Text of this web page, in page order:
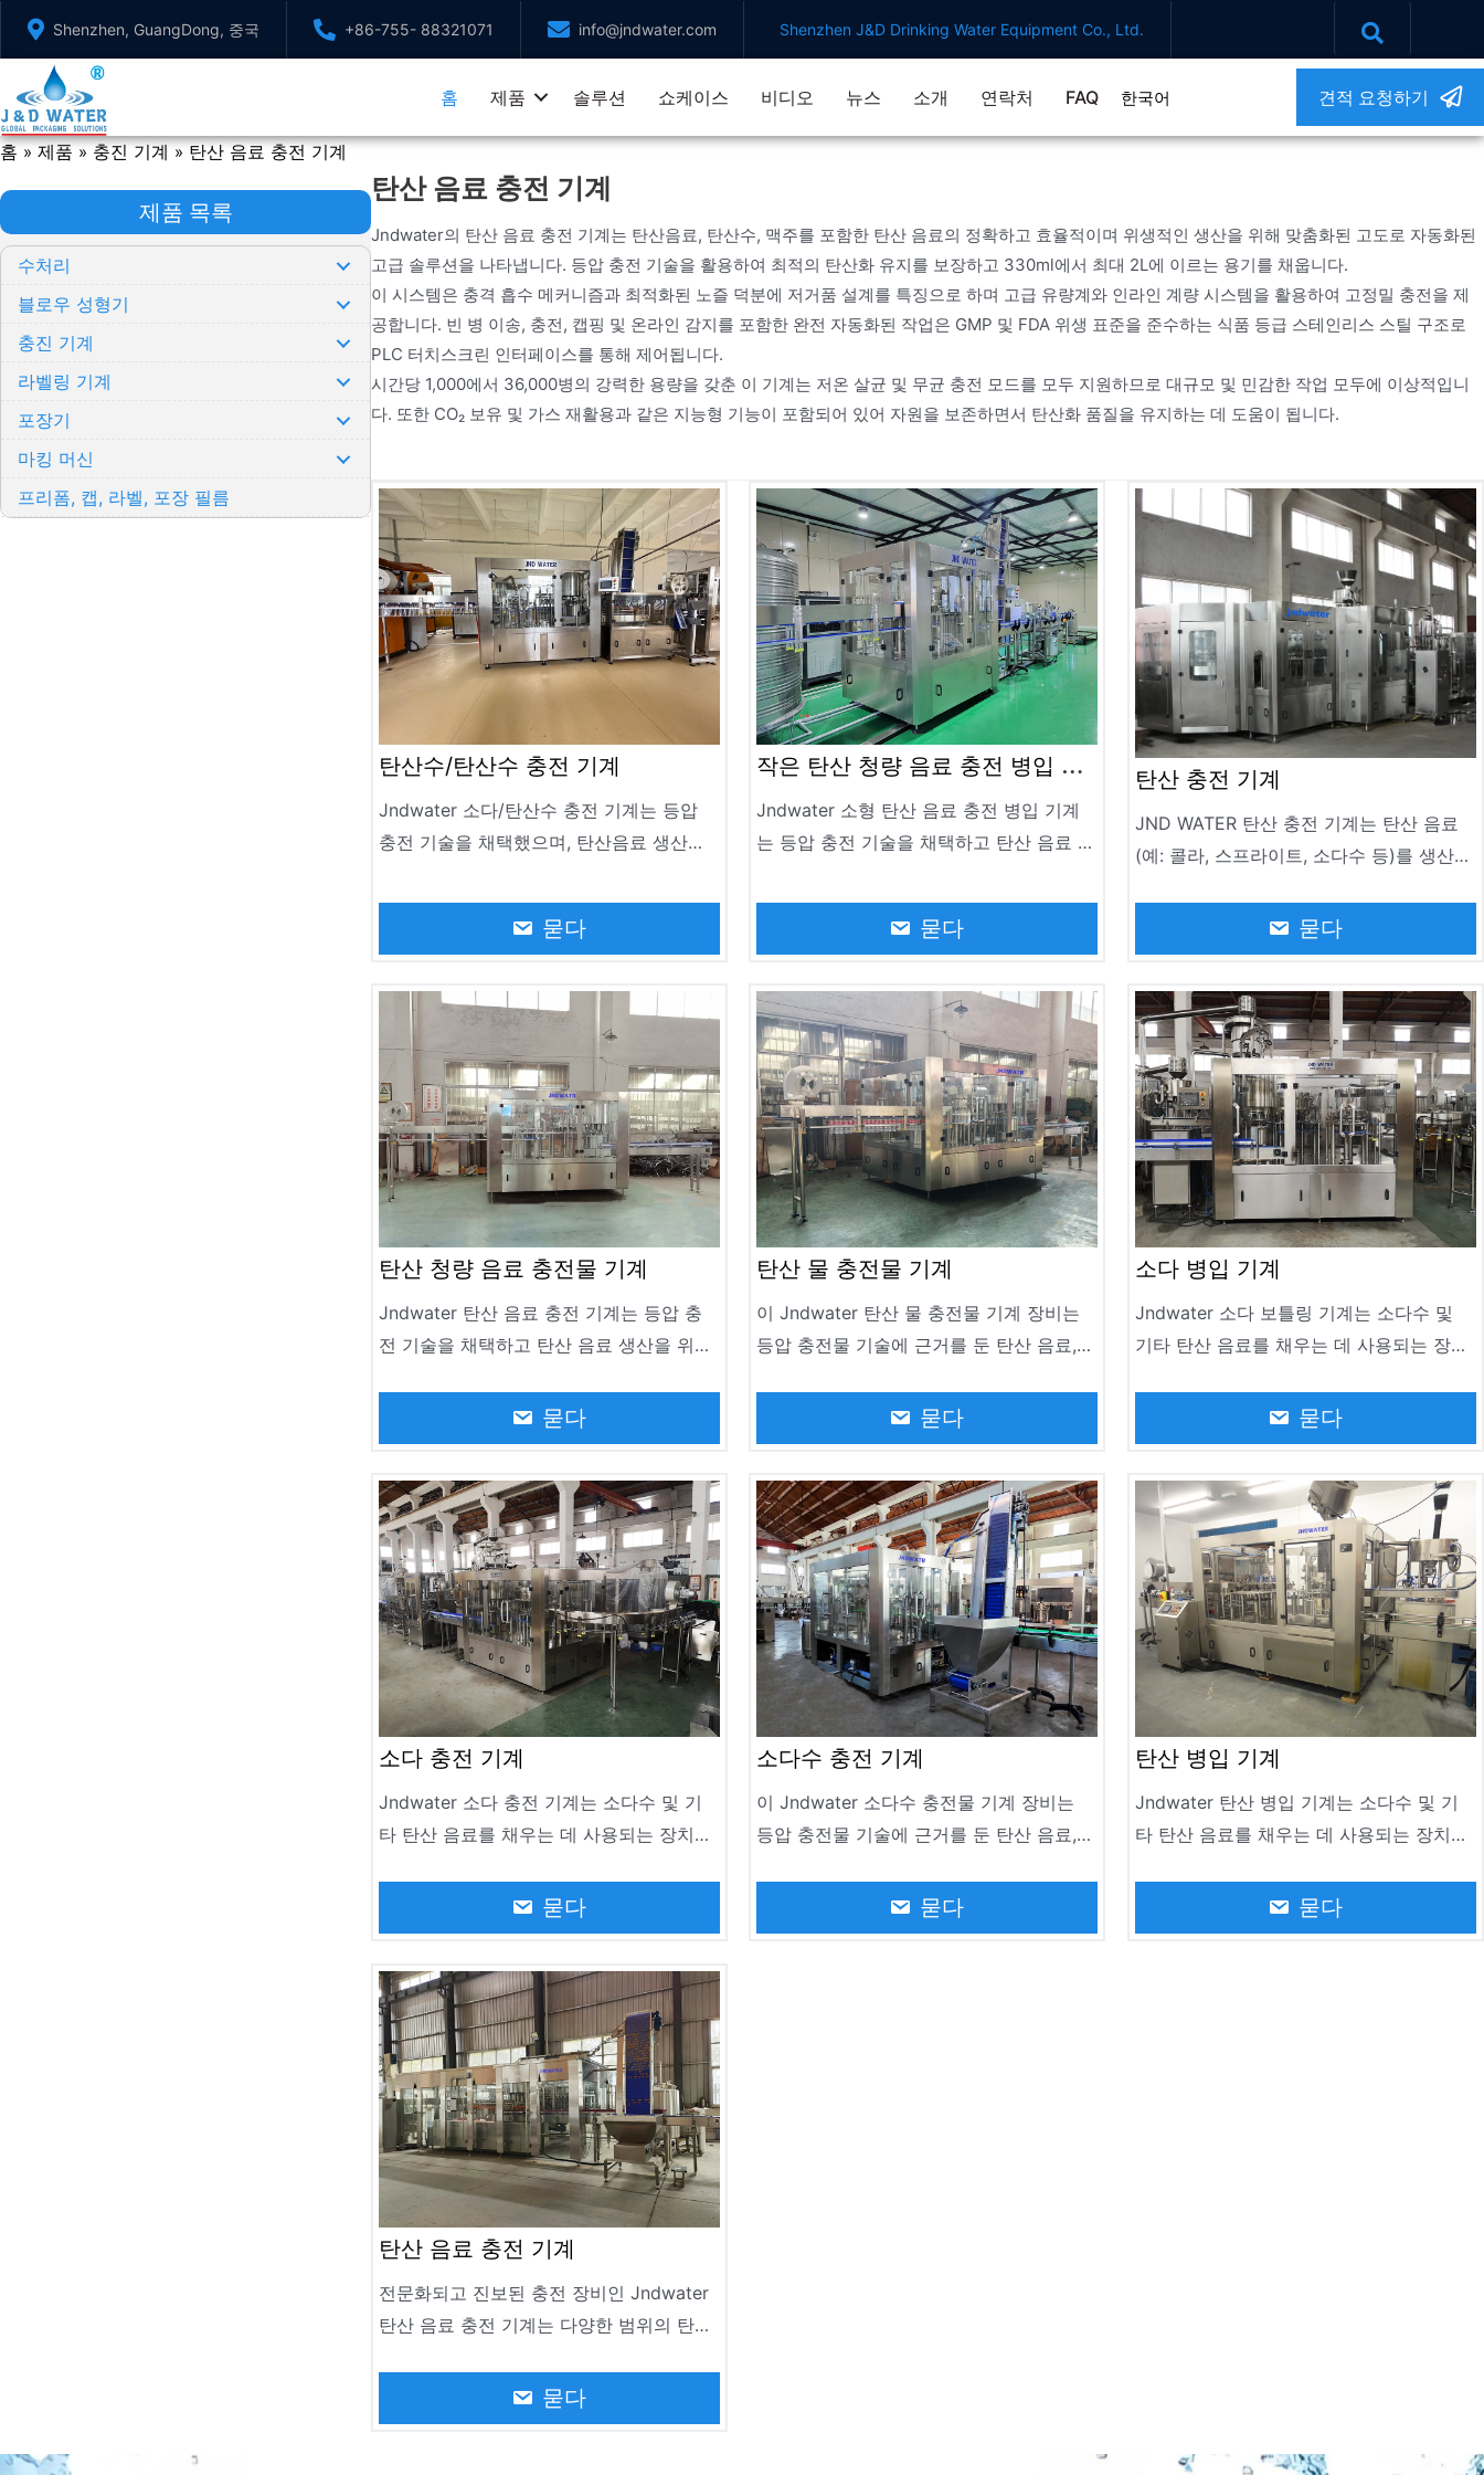
건
너
뛰
기
Shenzhen, GuangDong, 중국 +86-755- 88321071 info@jndwater.com Shenzhen J&D Drinking Water Equipment Co., Ltd.
홈 제품 솔루션 쇼케이스 비디오 뉴스 소개 연락처 FAQ 한국어 견적 요청하기
홈 » 제품 » 충진 기계 » 탄산 음료 충전 기계
제품 목록
수처리
블로우 성형기
충진 기계
라벨링 기계
포장기
마킹 머신
프리폼, 캡, 라벨, 포장 필름
탄산 음료 충전 기계
Jndwater의 탄산 음료 충전 기계는 탄산음료, 탄산수, 맥주를 포함한 탄산 음료의 정확하고 효율적이며 위생적인 생산을 위해 맞춤화된 고도로 자동화된
고급 솔루션을 나타냅니다. 등압 충전 기술을 활용하여 최적의 탄산화 유지를 보장하고 330ml에서 최대 2L에 이르는 용기를 채웁니다.
이 시스템은 충격 흡수 메커니즘과 최적화된 노즐 덕분에 저거품 설계를 특징으로 하며 고급 유량계와 인라인 계량 시스템을 활용하여 고정밀 충전을 제
공합니다. 빈 병 이송, 충전, 캡핑 및 온라인 감지를 포함한 완전 자동화된 작업은 GMP 및 FDA 위생 표준을 준수하는 식품 등급 스테인리스 스틸 구조로
PLC 터치스크린 인터페이스를 통해 제어됩니다.
시간당 1,000에서 36,000병의 강력한 용량을 갖춘 이 기계는 저온 살균 및 무균 충전 모드를 모두 지원하므로 대규모 및 민감한 작업 모두에 이상적입니
다. 또한 CO₂ 보유 및 가스 재활용과 같은 지능형 기능이 포함되어 있어 자원을 보존하면서 탄산화 품질을 유지하는 데 도움이 됩니다.
탄산수/탄산수 충전 기계
Jndwater 소다/탄산수 충전 기계는 등압
충전 기술을 채택했으며, 탄산음료 생산을
산수, 맥주 및 2000ml에서 2000ml 사이의
모든 사양의 탄산음료를 채우세요
묻다
작은 탄산 청량 음료 충전 병입 기
계
Jndwater 소형 탄산 음료 충전 병입 기계
는 등압 충전 기술을 채택하고 탄산 음료 생
료, 소다수, 맥주 및 기타 탄산 음료를
200ml에서 2000ml까지 모든 사양의 충전
묻다
탄산 충전 기계
JND WATER 탄산 충전 기계는 탄산 음료
(예: 콜라, 스프라이트, 소다수 등)를 생산하
탄산 음료 충전 기계는 탄산 음료, 소다수,
맥주 등과 같은 탄산 음료의 생산에 널리 사
기 위해 다양한 사양과 모양의 병에 적응할
수 있습니다.
묻다
탄산 청량 음료 충전물 기계
Jndwater 탄산 음료 충전 기계는 등압 충
전 기술을 채택하고 탄산 음료 생산을 위해
맥주 및 200에서 2000ml까지의 모든 사양
의 기타 탄산 음료를 채울 수 있습니다.
묻다
탄산 물 충전물 기계
이 Jndwater 탄산 물 충전물 기계 장비는
등압 충전물 기술에 근거를 둔 탄산 음료,
디자인됩니다. 330ml에서 2L까지 모든 사
양의 탄산 음료를 고정밀 충전할 수 있으며
다.
묻다
소다 병입 기계
Jndwater 소다 보틀링 기계는 소다수 및
기타 탄산 음료를 채우는 데 사용되는 장치
용되며 현대 생산 라인의 중요한 부분입니
다. 병 유형 200-2000ml
묻다
소다 충전 기계
Jndwater 소다 충전 기계는 소다수 및 기
타 탄산 음료를 채우는 데 사용되는 장치입
되며 현대 생산 라인의 중요한 부분입니다.
묻다
소다수 충전 기계
이 Jndwater 소다수 충전물 기계 장비는
등압 충전물 기술에 근거를 둔 탄산 음료,
디자인됩니다. 330ml에서 2L까지 모든 사
양의 탄산 음료를 고정밀 충전할 수 있으며
묻다
탄산 병입 기계
Jndwater 탄산 병입 기계는 소다수 및 기
타 탄산 음료를 채우는 데 사용되는 장치입
널리 사용되며 현대 생산 라인의 중요한 부
분입니다. 병 유형 200-2000ml
묻다
탄산 음료 충전 기계
전문화되고 진보된 충전 장비인 Jndwater
탄산 음료 충전 기계는 다양한 범위의 탄산
는 탄산음료, 탄산수, 맥주 및 기타 탄산 음
료와 같은 인기 품목이 포함됩니다. 다양한
묻다